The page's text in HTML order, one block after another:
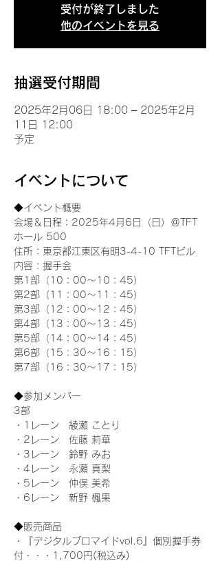
受付が終了しました
他のイベントを見る
抽選受付期間
2025年2月06日 18:00 – 2025年2月
11日 12:00
予定
イベントについて
◆イベント概要
会場＆日程：2025年4月6日（日）＠TFT
ホール 500
住所：東京都江東区有明3-4-10 TFTビル
内容：握手会
第1部（10：00～10：45）
第2部（11：00～11：45）
第3部（12：00～12：45）
第4部（13：00～13：45）
第5部（14：00～14：45）
第6部（15：30～16：15）
第7部（16：30～17：15）
◆参加メンバー
3部
・1レーン　綾瀬 ことり
・2レーン　佐藤 莉華
・3レーン　鈴野 みお
・4レーン　永瀬 真梨
・5レーン　仲俣 美希
・6レーン　新野 楓果
◆販売商品
・『デジタルブロマイドvol.6』個別握手券
付・・・1,700円(税込み)